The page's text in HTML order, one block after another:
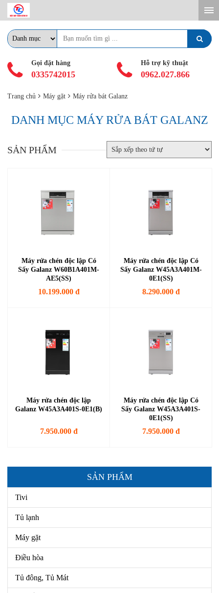
Gọi đặt hàng
0335742015
Hỗ trợ kỹ thuật
0962.027.866
Trang chủ Máy gặt Máy rửa bát Galanz
DANH MỤC MÁY RỬA BÁT GALANZ
SẢN PHẨM
Máy rửa chén độc lập Có
Sấy Galanz W60B1A401M-
AE5(SS)
10.199.000 đ
Máy rửa chén độc lập Có
Sấy Galanz W45A3A401M-
0E1(SS)
8.290.000 đ
Máy rửa chén độc lập
Galanz W45A3A401S-0E1(B)
7.950.000 đ
Máy rửa chén độc lập Có
Sấy Galanz W45A3A401S-
0E1(SS)
7.950.000 đ
SẢN PHẨM
Tivi
Tủ lạnh
Máy gặt
Điều hòa
Tủ đông, Tủ Mát